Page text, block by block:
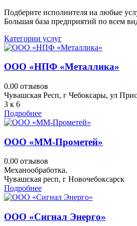
Подберите исполнителя на любые
Большая база предприятий по всем
Категории услуг
ООО «НПФ «Металлика»
0.00 отзывов
Чувашская Респ, г Чебоксары, ул
3 к 6
Подробнее
ООО «ММ-Прометей»
0.00 отзывов
Механообработка.
Чувашская респ, г Новочебоксарск
Подробнее
ООО «Сигнал Энерго»